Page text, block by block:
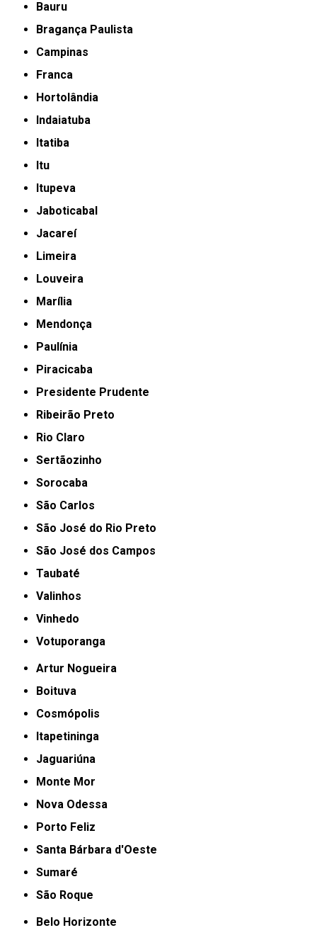
Bauru
Bragança Paulista
Campinas
Franca
Hortolândia
Indaiatuba
Itatiba
Itu
Itupeva
Jaboticabal
Jacareí
Limeira
Louveira
Marília
Mendonça
Paulínia
Piracicaba
Presidente Prudente
Ribeirão Preto
Rio Claro
Sertãozinho
Sorocaba
São Carlos
São José do Rio Preto
São José dos Campos
Taubaté
Valinhos
Vinhedo
Votuporanga
Artur Nogueira
Boituva
Cosmópolis
Itapetininga
Jaguariúna
Monte Mor
Nova Odessa
Porto Feliz
Santa Bárbara d'Oeste
Sumaré
São Roque
Belo Horizonte